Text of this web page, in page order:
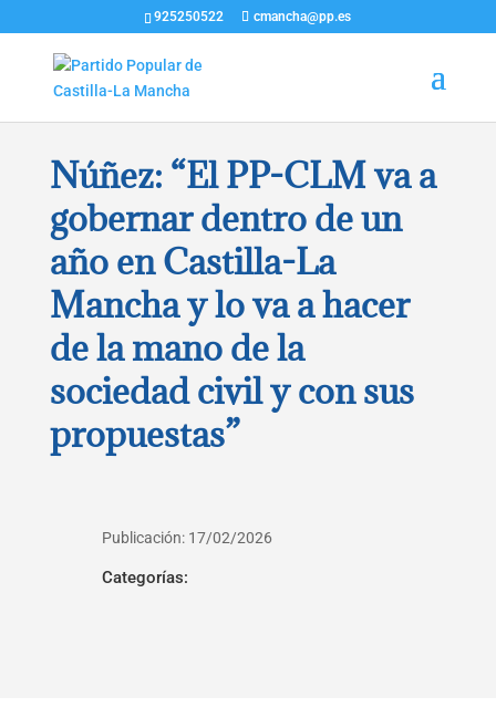
925250522 cmancha@pp.es
Núñez: “El PP-CLM va a
gobernar dentro de un
año en Castilla-La
Mancha y lo va a hacer
de la mano de la
sociedad civil y con sus
propuestas”
Publicación: 17/02/2026
Categorías: